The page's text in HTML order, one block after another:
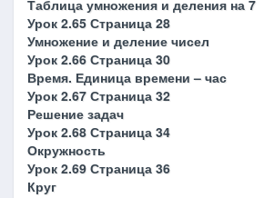
Таблица умножения и деления на 7
Урок 2.65 Страница 28
Умножение и деление чисел
Урок 2.66 Страница 30
Время. Единица времени – час
Урок 2.67 Страница 32
Решение задач
Урок 2.68 Страница 34
Окружность
Урок 2.69 Страница 36
Круг